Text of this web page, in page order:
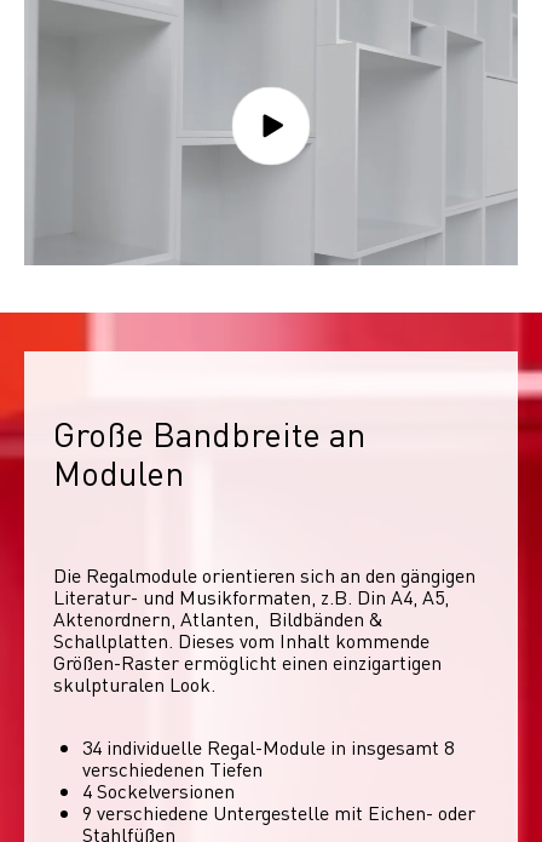
Große Bandbreite an
Modulen
Die Regalmodule orientieren sich an den gängigen
Literatur- und Musikformaten, z.B. Din A4, A5,
Aktenordnern, Atlanten,  Bildbänden &
Schallplatten. Dieses vom Inhalt kommende
Größen-Raster ermöglicht einen einzigartigen
skulpturalen Look.
34 individuelle Regal-Module​ in insgesamt 8
verschiedenen Tiefen
4 Sockelversionen​
9 verschiedene Untergestelle mit Eichen- oder
Stahlfüßen